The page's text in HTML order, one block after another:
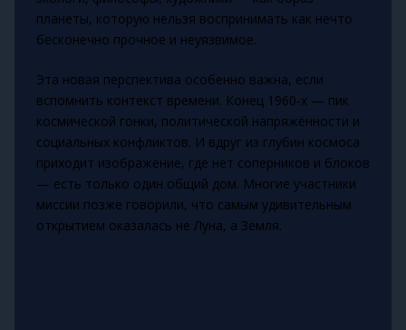
планеты, которую нельзя воспринимать как нечто
бесконечно прочное и неуязвимое.
Эта новая перспектива особенно важна, если
вспомнить контекст времени. Конец 1960‑х — пик
космической гонки, политической напряжённости и
социальных конфликтов. И вдруг из глубин космоса
приходит изображение, где нет соперников и блоков
— есть только один общий дом. Многие участники
миссии позже говорили, что самым удивительным
открытием оказалась не Луна, а Земля.